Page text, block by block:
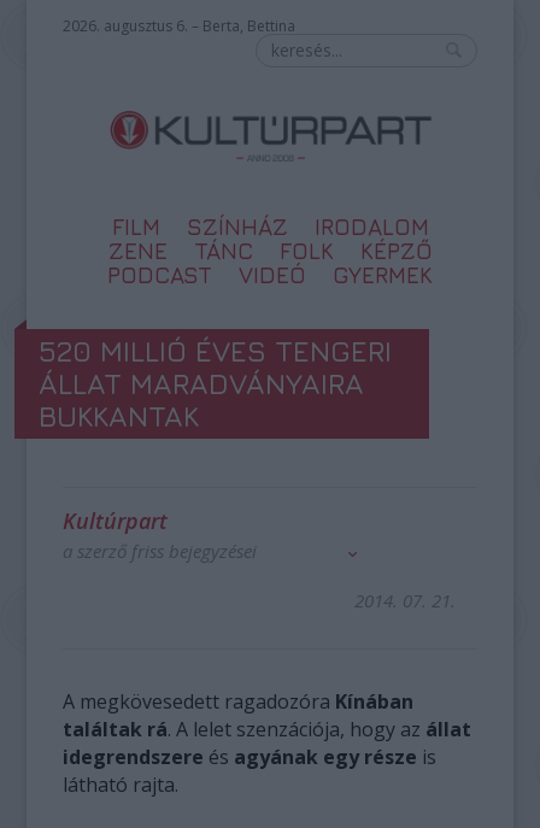
2026. augusztus 6. – Berta, Bettina
FILM SZÍNHÁZ
IRODALOM
ZENE
TÁNC FOLK
KÉPZŐ
PODCAST
VIDEÓ GYERMEK
520 MILLIÓ ÉVES TENGERI
ÁLLAT MARADVÁNYAIRA
BUKKANTAK
Kultúrpart
a szerző friss bejegyzései
2014. 07. 21.
A megkövesedett ragadozóra Kínában
találtak rá. A lelet szenzációja, hogy az állat
idegrendszere és agyának egy része is
látható rajta.